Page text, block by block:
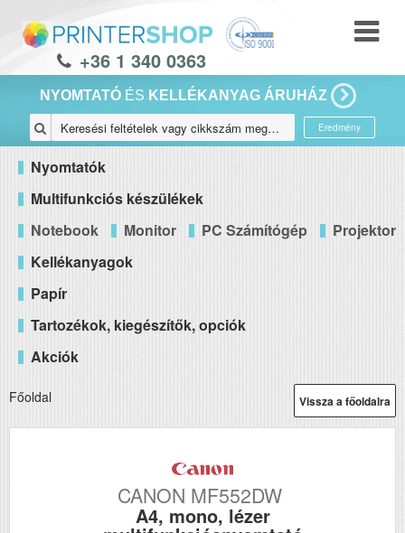
+36 1 340 0363
NYOMTATÓ ÉS KELLÉKANYAG ÁRUHÁZ
Eredmény
Nyomtatók
Multifunkciós készülékek
Notebook
Monitor PC Számítógép
Projektor
Kellékanyagok
Papír
Tartozékok, kiegészítők, opciók
Akciók
Vissza a főoldalra
Főoldal
CANON MF552DW
A4, mono, lézer